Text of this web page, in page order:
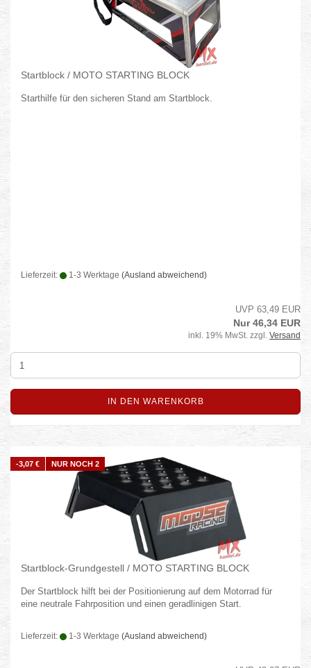
Startblock / MOTO STARTING BLOCK
Starthilfe für den sicheren Stand am Startblock.
Lieferzeit: 1-3 Werktage (Ausland abweichend)
UVP 63,49 EUR
Nur 46,34 EUR
inkl. 19% MwSt. zzgl. Versand
IN DEN WARENKORB
-3,07 € NUR NOCH 2
Startblock-Grundgestell / MOTO STARTING BLOCK
Der Startblock hilft bei der Positionierung auf dem Motorrad für
eine neutrale Fahrposition und einen geradlinigen Start.
Lieferzeit: 1-3 Werktage (Ausland abweichend)